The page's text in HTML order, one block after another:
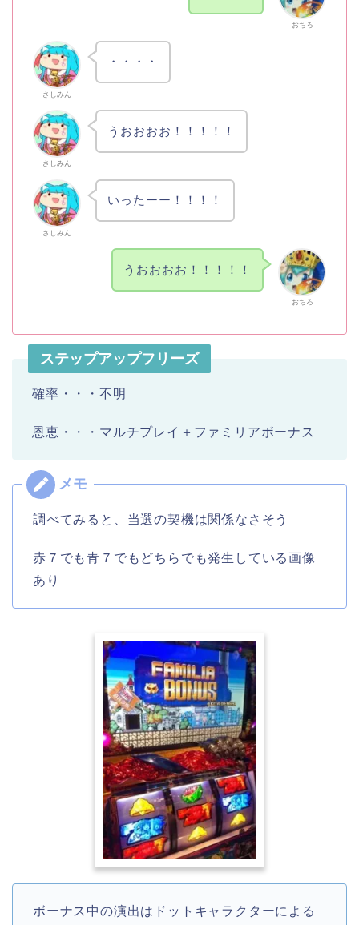
おちろ
さしみん
・・・・
さしみん
うおおおお！！！！！
さしみん
いったーー！！！！
おちろ
うおおおお！！！！！
ステップアップフリーズ
確率・・・不明
恩恵・・・マルチプレイ＋ファミリアボーナス
調べてみると、当選の契機は関係なさそう
赤７でも青７でもどちらでも発生している画像
あり
ボーナス中の演出はドットキャラクターによる